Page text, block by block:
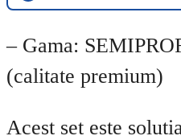
– Gama:
(calitate premium)
Acest set este